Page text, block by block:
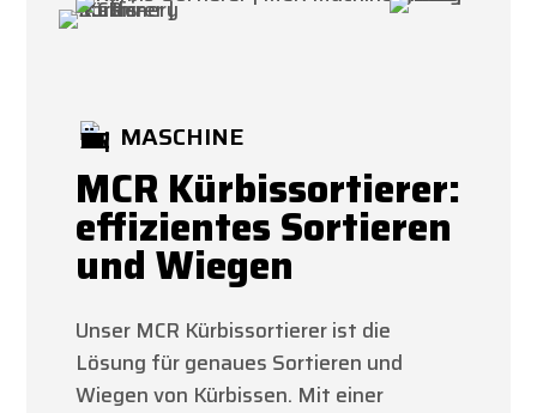
MASCHINE
MCR Kürbissortierer:
effizientes Sortieren
und Wiegen
Unser MCR Kürbissortierer ist die
Lösung für genaues Sortieren und
Wiegen von Kürbissen. Mit einer